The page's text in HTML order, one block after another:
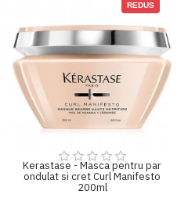
REDUS
Kerastase - Masca pentru par
ondulat si cret Curl Manifesto
200ml